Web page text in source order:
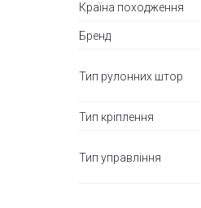
Країна походження
Бренд
Тип рулонних штор
Тип кріплення
Тип управління